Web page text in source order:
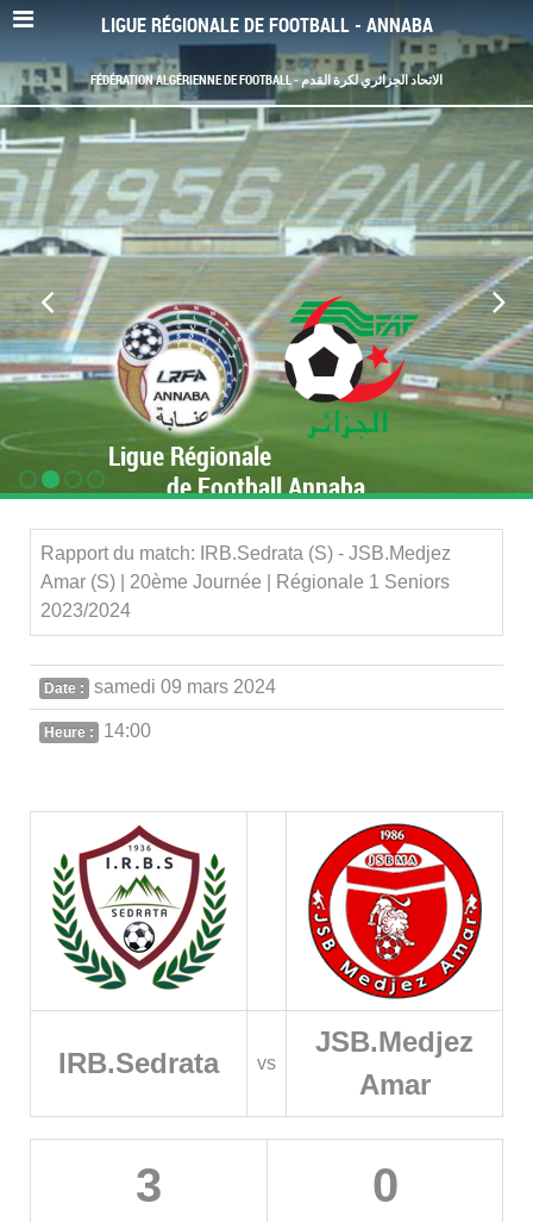
LIGUE RÉGIONALE DE FOOTBALL - ANNABA
FÉDÉRATION ALGÉRIENNE DE FOOTBALL - الاتحاد الجزائري لكرة القدم
Ligue Régionale
de Football Annaba
Rapport du match: IRB.Sedrata (S) - JSB.Medjez
Amar (S) | 20ème Journée | Régionale 1 Seniors
2023/2024
Date : samedi 09 mars 2024
Heure : 14:00
IRB.Sedrata vs
JSB.Medjez
Amar
3 0